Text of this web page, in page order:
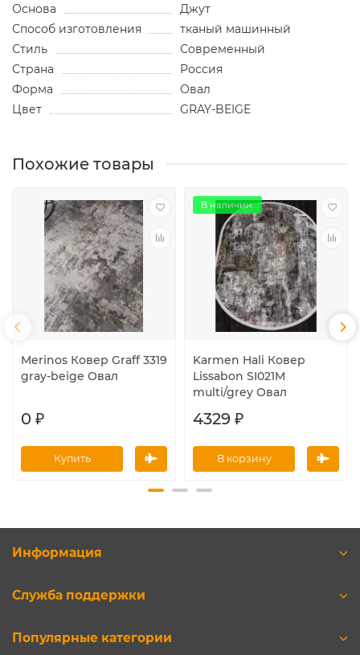
Основа
Джут
Способ изготовления
тканый машинный
Стиль
Современный
Страна
Россия
Форма
Овал
Цвет
GRAY-BEIGE
Похожие товары
Merinos Ковер Graff 3319
gray-beige Овал
0 ₽
Купить
В наличии.
Karmen Hali Ковер
Lissabon SI021M
multi/grey Овал
4329 ₽
В корзину
Информация
Служба поддержки
Популярные категории